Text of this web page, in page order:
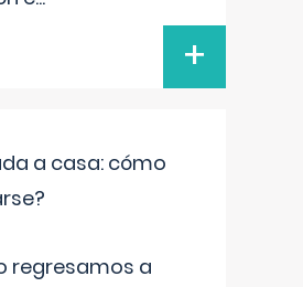
+
a casa: cómo
regresamos a